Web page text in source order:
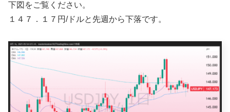
下図をご覧ください。
１４７．１７円/ドルと先週から下落です。